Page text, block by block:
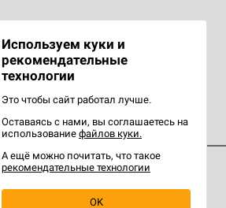
Используем куки и
рекомендательные
технологии
Это чтобы сайт работал лучше.
Оставаясь с нами, вы соглашаетесь на
использование файлов куки.
А ещё можно почитать, что такое
рекомендательные технологии
OK